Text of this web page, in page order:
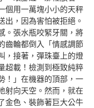
個用一萬塊小小的天秤
出，因為害怕被拒絕。
。張水瓶咬緊牙關，將
齒輪都倒入「情感調節
，接著，彈珠臺上的燈
超載！檢測到極致純粹
！」在機器的頂部，一
射向天空。然而，就在
金色、裝飾著巨大公牛